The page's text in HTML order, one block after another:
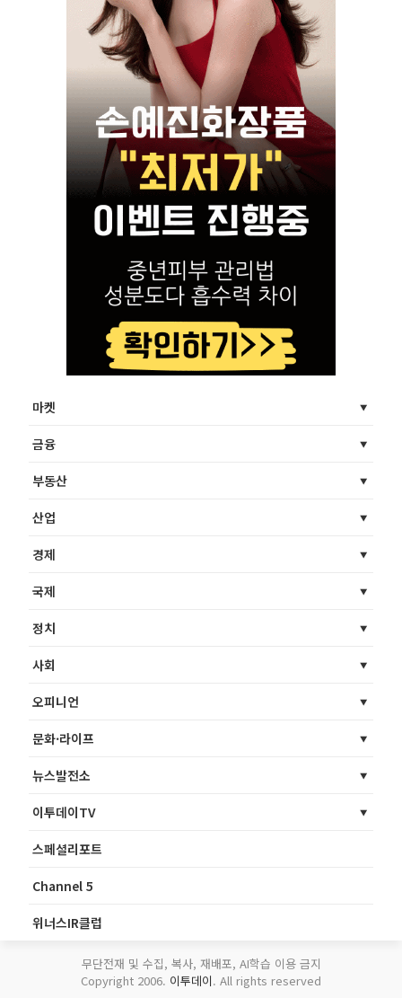
마켓
금융
부동산
산업
경제
국제
정치
사회
오피니언
문화·라이프
뉴스발전소
이투데이TV
스페셜리포트
Channel 5
위너스IR클럽
무단전재 및 수집, 복사, 재배포, AI학습 이용 금지
Copyright 2006. 이투데이. All rights reserved